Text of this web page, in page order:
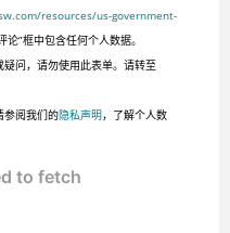
resources/us-government-
”框中包含任何个人数据。
问，请勿使用此表单。请转至
参阅我们的隐私声明，了解个人数